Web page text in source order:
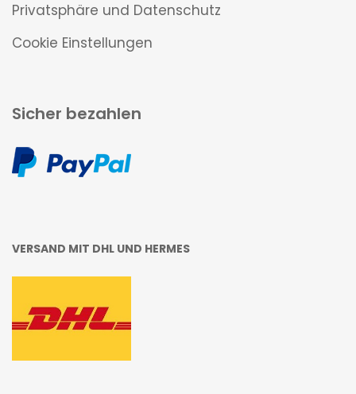
Privatsphäre und Datenschutz
Cookie Einstellungen
Sicher bezahlen
VERSAND MIT DHL UND HERMES